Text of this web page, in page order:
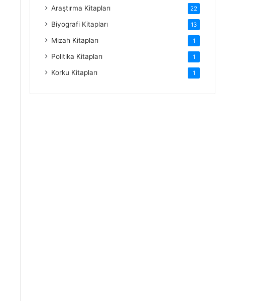
Araştırma Kitapları 22
Biyografi Kitapları 13
Mizah Kitapları 1
Politika Kitapları 1
Korku Kitapları 1